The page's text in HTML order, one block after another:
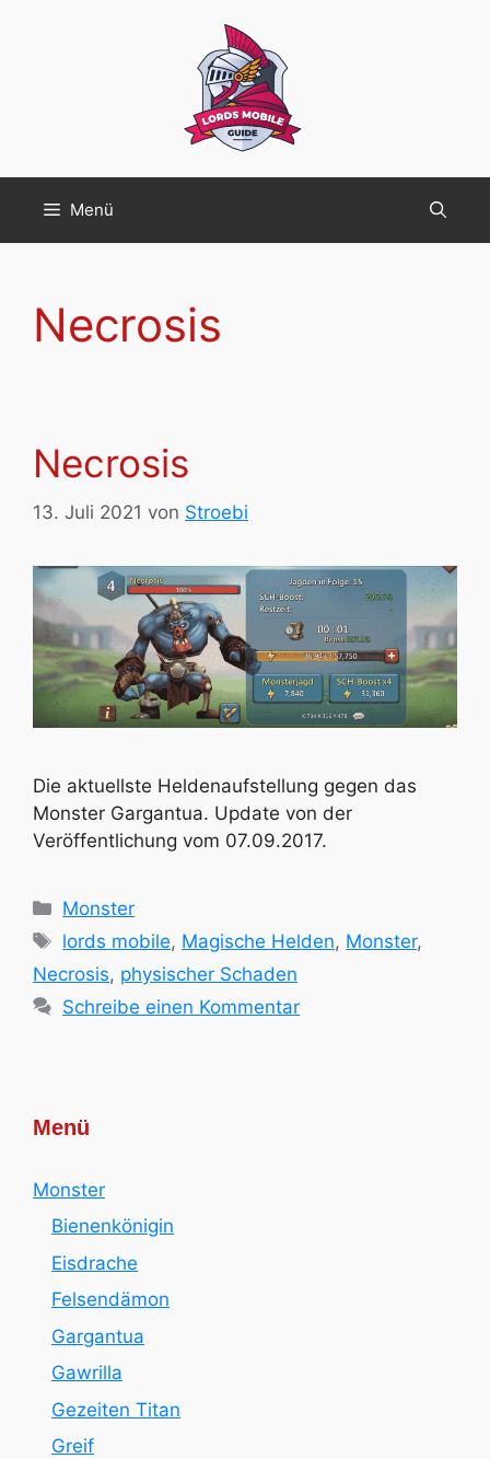
Menü
Necrosis
Necrosis
13. Juli 2021 von Stroebi
Die aktuellste Heldenaufstellung gegen das
Monster Gargantua. Update von der
Veröffentlichung vom 07.09.2017.
Kategorien
Monster
Schlagwörter
lords mobile, Magische Helden, Monster,
Necrosis, physischer Schaden
Schreibe einen Kommentar
Menü
Monster
Bienenkönigin
Eisdrache
Felsendämon
Gargantua
Gawrilla
Gezeiten Titan
Greif